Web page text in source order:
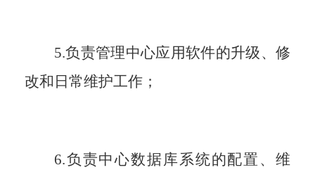
5.负责管理中心应用软件的升级、修
改和日常维护工作；
6.负责中心数据库系统的配置、维